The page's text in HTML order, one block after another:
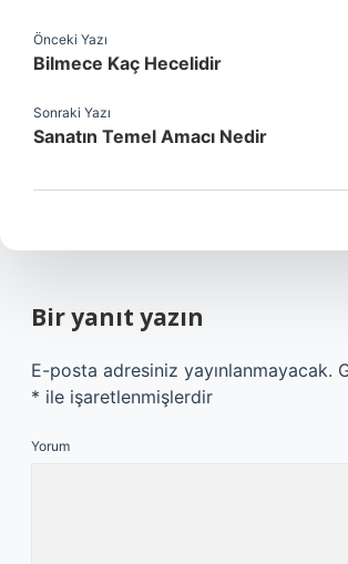
Önceki Yazı
Bilmece Kaç Hecelidir
Sonraki Yazı
Sanatın Temel Amacı Nedir
Bir yanıt yazın
E-posta adresiniz yayınlanmayacak.
* ile işaretlenmişlerdir
Yorum